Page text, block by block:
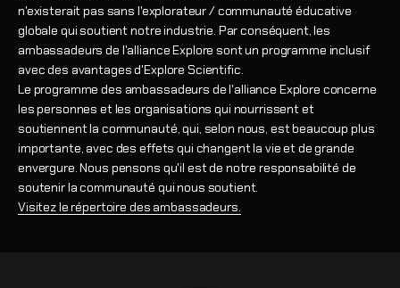
n'existerait pas sans l'explorateur / communauté éducative
globale qui soutient notre industrie. Par conséquent, les
ambassadeurs de l'alliance Explore sont un programme inclusif
avec des avantages d'Explore Scientific.
Le programme des ambassadeurs de l'alliance Explore concerne
les personnes et les organisations qui nourrissent et
soutiennent la communauté, qui, selon nous, est beaucoup plus
importante, avec des effets qui changent la vie et de grande
envergure. Nous pensons qu'il est de notre responsabilité de
soutenir la communauté qui nous soutient.
Visitez le répertoire des ambassadeurs.